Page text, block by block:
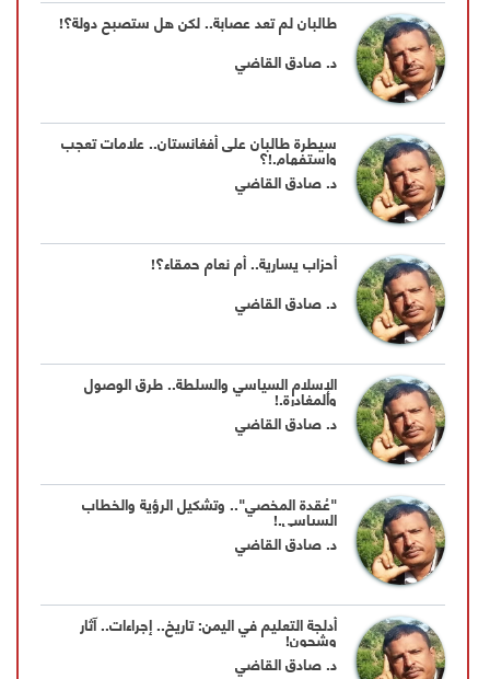
طالبان لم تعد عصابة.. لكن هل ستصبح دولة؟!
د. صادق القاضي
سيطرة طالبان على أفغانستان.. علامات تعجب
واستفهام.!؟
د. صادق القاضي
أحزاب يسارية.. أم نعام حمقاء؟!
د. صادق القاضي
الإسلام السياسي والسلطة.. طرق الوصول
والمغادرة.!
د. صادق القاضي
"عُقدة المخصي".. وتشكيل الرؤية والخطاب
السياسي.!
د. صادق القاضي
أدلجة التعليم في اليمن: تاريخ.. إجراءات.. آثار
وشجون!
د. صادق القاضي